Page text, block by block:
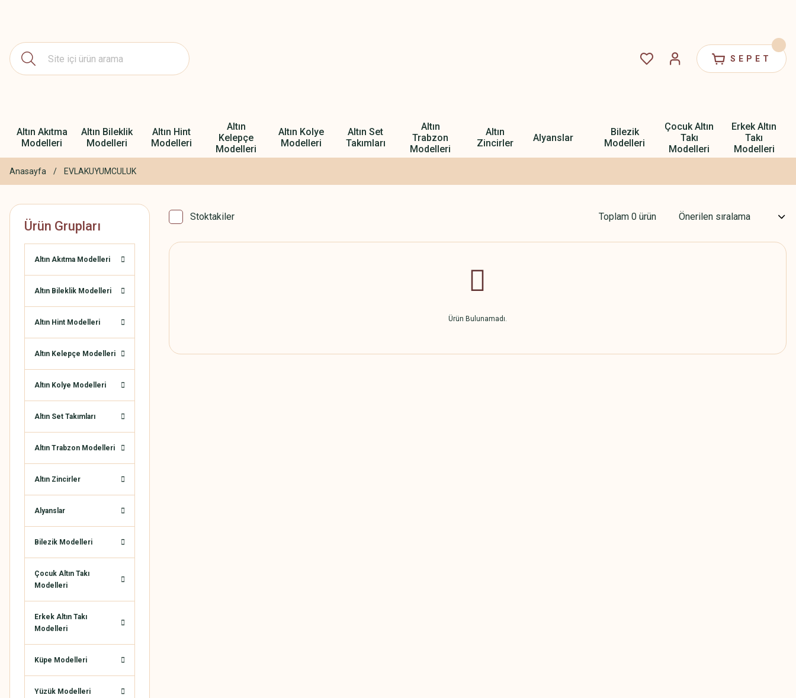
SEPET
Altın Akıtma
Modelleri
Altın Bileklik
Modelleri
Altın Hint
Modelleri
Altın
Kelepçe
Modelleri
Altın Kolye
Modelleri
Altın Set
Takımları
Altın
Trabzon
Modelleri
Altın
Zincirler
Alyanslar
Bilezik
Modelleri
Çocuk Altın
Takı
Modelleri
Erkek Altın
Takı
Modelleri
Anasayfa EVLAKUYUMCULUK
Ürün Grupları
Altın Akıtma Modelleri
Altın Bileklik Modelleri
Altın Hint Modelleri
Altın Kelepçe Modelleri
Altın Kolye Modelleri
Altın Set Takımları
Altın Trabzon Modelleri
Altın Zincirler
Alyanslar
Bilezik Modelleri
Çocuk Altın Takı
Modelleri
Erkek Altın Takı
Modelleri
Küpe Modelleri
Yüzük Modelleri
Stoktakiler Toplam 0 ürün
Ürün Bulunamadı.